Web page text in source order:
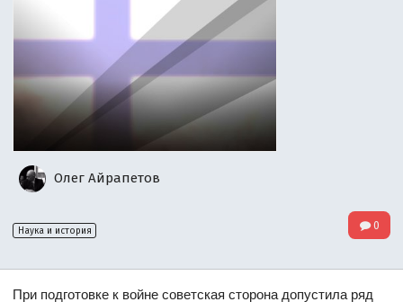
Олег Айрапетов
Наука и история 0
При подготовке к войне советская сторона допустила ряд